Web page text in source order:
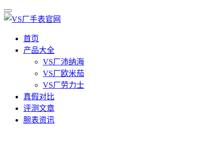
首页
产品大全
VS厂沛纳海
VS厂欧米茄
VS厂劳力士
真假对比
评测文章
腕表资讯